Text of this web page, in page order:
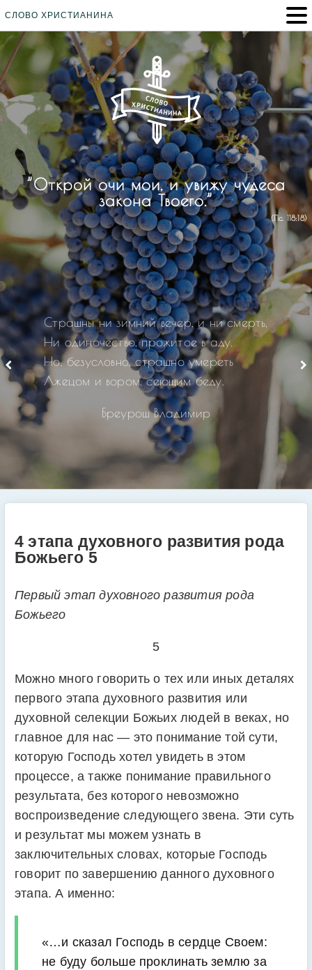
”Открой очи мои, и увижу чудеса
закона Твоего.”
(Пс. 118:18)
Страшны ни зимний вечер, и ни смерть,
Ни одиночество, прожитое в аду.
Но, безусловно, страшно умереть
Лжецом и вором, сеющим беду.
Бреурош Владимир
СЛОВО ХРИСТИАНИНА
4 этапа духовного развития рода
Божьего 5
Первый этап духовного развития рода
Божьего
5
Можно много говорить о тех или иных деталях
первого этапа духовного развития или
духовной селекции Божьих людей в веках, но
главное для нас — это понимание той сути,
которую Господь хотел увидеть в этом
процессе, а также понимание правильного
результата, без которого невозможно
воспроизведение следующего звена. Эти суть
и результат мы можем узнать в
заключительных словах, которые Господь
говорит по завершению данного духовного
этапа. А именно:
«…и сказал Господь в сердце Своем:
не буду больше проклинать землю за